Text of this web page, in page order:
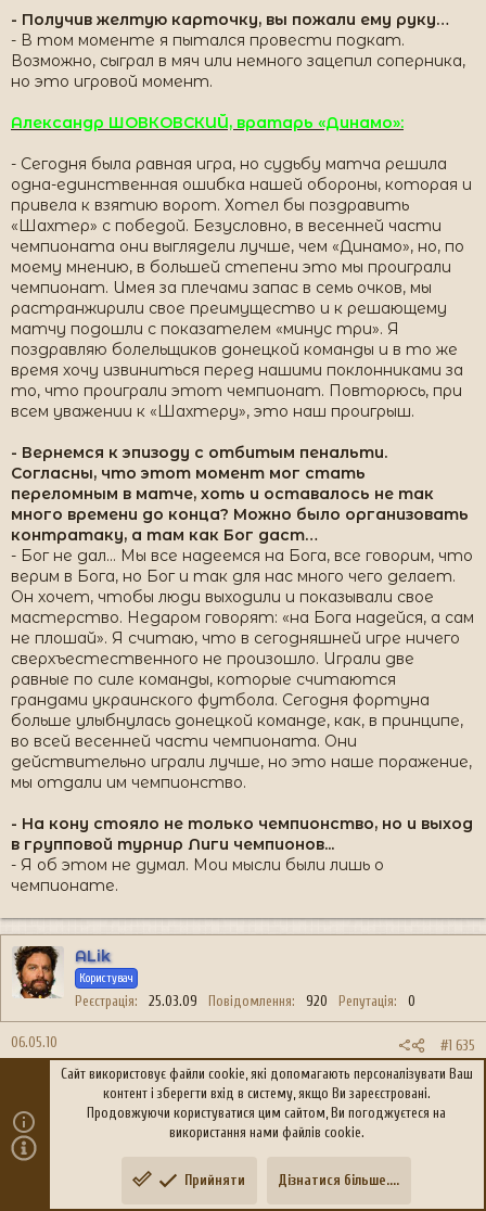
- Получив желтую карточку, вы пожали ему руку…
- В том моменте я пытался провести подкат.
Возможно, сыграл в мяч или немного зацепил соперника,
но это игровой момент.
Александр ШОВКОВСКИЙ, вратарь «Динамо»:
- Сегодня была равная игра, но судьбу матча решила
одна-единственная ошибка нашей обороны, которая и
привела к взятию ворот. Хотел бы поздравить
«Шахтер» с победой. Безусловно, в весенней части
чемпионата они выглядели лучше, чем «Динамо», но, по
моему мнению, в большей степени это мы проиграли
чемпионат. Имея за плечами запас в семь очков, мы
растранжирили свое преимущество и к решающему
матчу подошли с показателем «минус три». Я
поздравляю болельщиков донецкой команды и в то же
время хочу извиниться перед нашими поклонниками за
то, что проиграли этот чемпионат. Повторюсь, при
всем уважении к «Шахтеру», это наш проигрыш.
- Вернемся к эпизоду с отбитым пенальти.
Согласны, что этот момент мог стать
переломным в матче, хоть и оставалось не так
много времени до конца? Можно было организовать
контратаку, а там как Бог даст…
- Бог не дал… Мы все надеемся на Бога, все говорим, что
верим в Бога, но Бог и так для нас много чего делает.
Он хочет, чтобы люди выходили и показывали свое
мастерство. Недаром говорят: «на Бога надейся, а сам
не плошай». Я считаю, что в сегодняшней игре ничего
сверхъестественного не произошло. Играли две
равные по силе команды, которые считаются
грандами украинского футбола. Сегодня фортуна
больше улыбнулась донецкой команде, как, в принципе,
во всей весенней части чемпионата. Они
действительно играли лучше, но это наше поражение,
мы отдали им чемпионство.
- На кону стояло не только чемпионство, но и выход
в групповой турнир Лиги чемпионов...
- Я об этом не думал. Мои мысли были лишь о
чемпионате.
ALik
Користувач
Реєстрація 25.03.09 Повідомлення 920 Репутація 0
06.05.10 #1 635
frequenz сказав(ла):
Безусловно, в весенней части чемпионата они
выглядели лучше, чем «Динамо», но, по моему мнению, в
большей степени это мы проиграли чемпионат.
шо я і казав...самі все зробили для Шахтаря! тим тільки
Зверху
Сайт використовує файли cookie, які допомагають персоналізувати Ваш
контент і зберегти вхід в систему, якщо Ви зареєстровані.
Продовжуючи користуватися цим сайтом, Ви погоджуєтеся на
використання нами файлів cookie.
Прийняти Дізнатися більше....